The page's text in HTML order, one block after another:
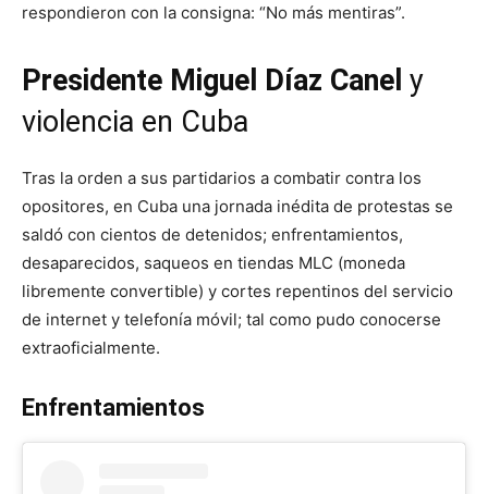
respondieron con la consigna: “No más mentiras”.
Presidente Miguel Díaz Canel y
violencia en Cuba
Tras la orden a sus partidarios a combatir contra los
opositores, en Cuba una jornada inédita de protestas se
saldó con cientos de detenidos; enfrentamientos,
desaparecidos, saqueos en tiendas MLC (moneda
libremente convertible) y cortes repentinos del servicio
de internet y telefonía móvil; tal como pudo conocerse
extraoficialmente.
Enfrentamientos